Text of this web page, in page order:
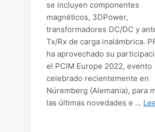
se incluyen componentes
magnéticos, 3DPower,
transformadores DC/DC y
Tx/Rx de carga inalámbrica.
ha aprovechado su
el PCIM Europe 2022, evento
celebrado recientemente en
Núremberg (Alemania), para
las últimas novedades e …